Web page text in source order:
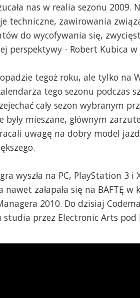
nas w realia sezonu 2009.
techniczne, zawirowania
do wycofywania się,
perspektywy - Robert Kubica w
tegoż roku, ale tylko na
tego sezonu podczas
cały sezon wybranym
były mieszane, głównym
uwagę na dobry model
wyszła na PC, PlayStation 3
załapała się na BAFTĘ
2010. Do dzisiaj
przez Electronic Arts pod